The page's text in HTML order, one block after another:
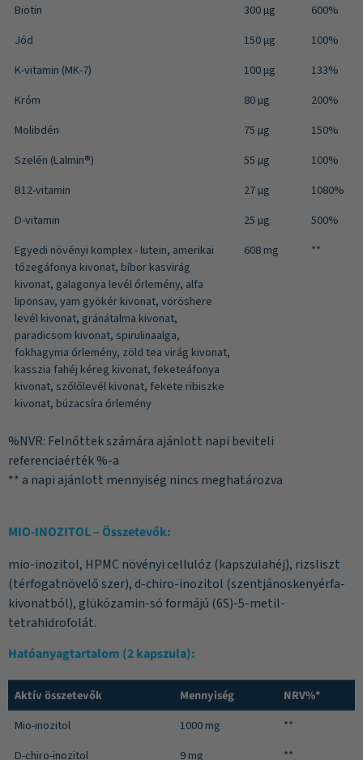
Biotin
300 µg
600%
Jód
150 μg
100%
K-vitamin (MK-7)
100 μg
133%
Króm
80 µg
200%
Molibdén
75 µg
150%
Szelén (Lalmin®)
55 µg
100%
B12-vitamin
27 µg
1080%
D-vitamin
25 µg
500%
Egyedi növényi komplex - lutein, amerikai
tőzegáfonya kivonat, bíbor kasvirág
kivonat, galagonya levél őrlemény, alfa
liponsav, yam gyökér kivonat, vöröshere
levél kivonat, gránátalma kivonat,
paradicsom kivonat, spirulinaalga,
fokhagyma őrlemény, zöld tea virág kivonat,
kasszia fahéj kéreg kivonat, feketeáfonya
kivonat, szőlőlevél kivonat, fekete ribiszke
kivonat, búzacsíra őrlemény
608 mg **
%NVR: Felnőttek számára ajánlott napi beviteli
referenciaérték %-a
** a napi ajánlott mennyiség nincs meghatározva
MIO-INOZITOL – Összetevők:
mio-inozitol, HPMC növényi cellulóz (kapszulahéj), rizsliszt
(térfogatnövelő szer), d-chiro-inozitol (szentjánoskenyérfa-
kivonatból), glükózamin-só formájú (6S)-5-metil-
tetrahidrofolát.
Hatóanyagtartalom (2 kapszula):
Aktív összetevők Mennyiség
NRV%*
Mio-inozitol
1000 mg
**
D-chiro-inozitol
9 mg
**